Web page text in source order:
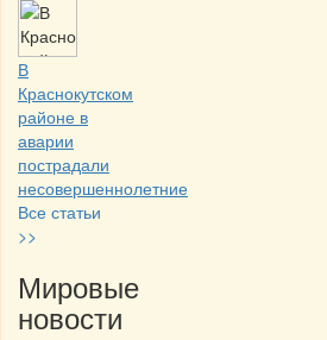
В
Краснокутском
районе в
аварии
пострадали
несовершеннолетние
Все статьи
>>
Мировые
новости